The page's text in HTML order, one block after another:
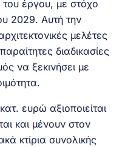
του έργου, με στόχο
2029. Αυτή την
μελέτες
διαδικασίες
να ξεκινήσει με
ευρώ αξιοποιείται
και μένουν στον
κτίρια συνολικής